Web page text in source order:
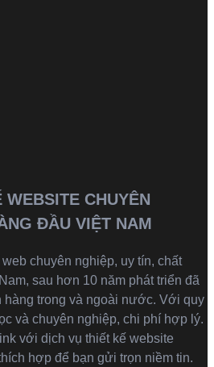
WEBSITE CHUYÊN
ĐẦU VIỆT NAM
web chuyên nghiệp, uy tín, chất
sau hơn 10 năm phát triển đã
hàng trong và ngoài nước. Với quy
và chuyên nghiệp, chi phí hợp lý.
với dịch vụ thiết kế website
hợp để bạn gửi trọn niềm tin.